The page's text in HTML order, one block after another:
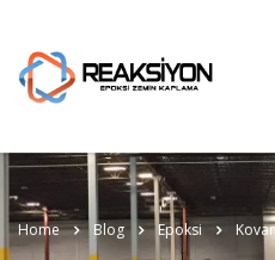
Home Blog Epoksi